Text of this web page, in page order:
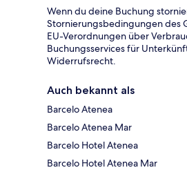
Wenn du deine Buchung
Stornierungsbedingungen des
EU-Verordnungen über
Buchungsservices für
Widerrufsrecht.
Auch bekannt als
Barcelo Atenea
Barcelo Atenea Mar
Barcelo Hotel Atenea
Barcelo Hotel Atenea Mar